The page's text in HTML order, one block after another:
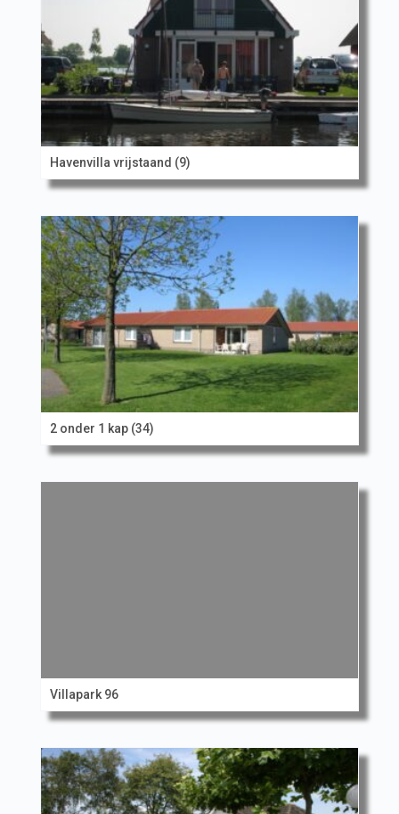
Havenvilla vrijstaand (9)
2 onder 1 kap (34)
Villapark 96